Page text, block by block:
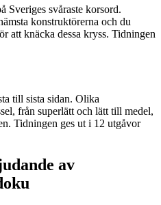
Sveriges svåraste korsord.
konstruktörerna och du
att knäcka dessa kryss. Tidningen
till sista sidan. Olika
från superlätt och lätt till medel,
Tidningen ges ut i 12 utgåvor
av